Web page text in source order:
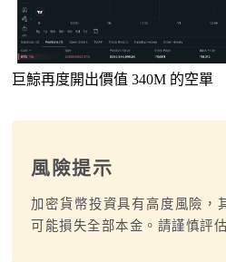
巨鯨再度開出價值 340M 的空單
風險提示
加密貨幣投資具有高度風險，
可能損失全部本金。請謹慎評